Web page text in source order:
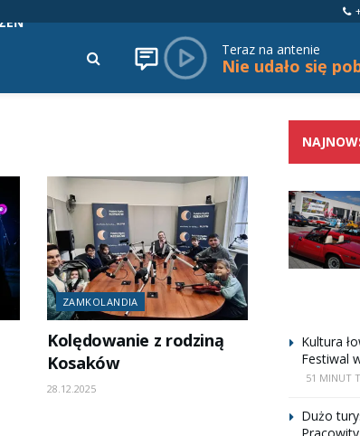
Teraz na antenie
ZAMKOLANDIA
Kolędowanie z rodziną
Kosaków
28.12.2025
Kultura
Festiwal
51 MINUT
Dużo